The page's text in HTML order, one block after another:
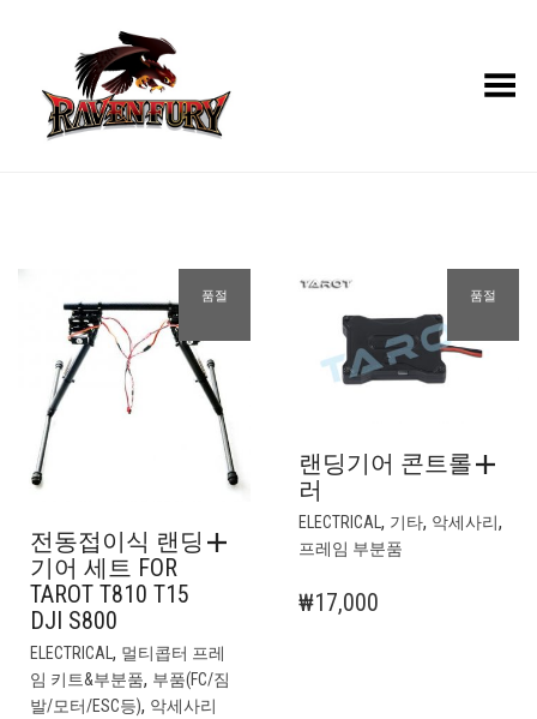
Toggle Menu
품절
전동접이식 랜딩
기어 세트 FOR
TAROT T810 T15
DJI S800
ELECTRICAL , 멀티콥터 프레
임 키트&부분품, 부품(FC/짐
발/모터/ESC등), 악세사리
품절
랜딩기어 콘트롤
러
ELECTRICAL , 기타, 악세사리,
프레임 부분품
₩17,000